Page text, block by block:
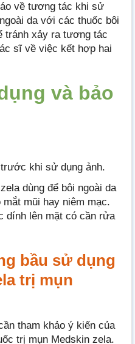
về tương tác khi sử
da với các thuốc bôi
tránh xảy ra tương tác
sĩ về việc kết hợp hai
và bảo
khi sử dụng ảnh.
dùng để bôi ngoài da
mũi hay niêm mạc.
dính lên mặt có cần rửa
bầu sử dụng
trị mụn
tham khảo ý kiến của
trị mụn Medskin zela.